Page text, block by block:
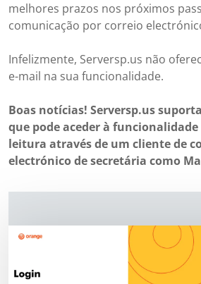
melhores prazos nos próximos
comunicação por correio
Infelizmente, Serversp.us não
e-mail na sua funcionalidade.
Boas notícias! Serversp.us
que pode aceder à funcionalidade
leitura através de um cliente de
electrónico de secretária como